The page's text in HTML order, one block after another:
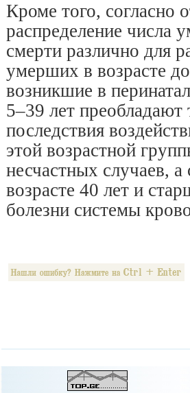
Кроме того, согласно
распределение числа
смерти различно для
умерших в возрасте
возникшие в
5–39 лет
последствия
этой возрастной
несчастных случаев,
возрасте 40 лет и
болезни системы